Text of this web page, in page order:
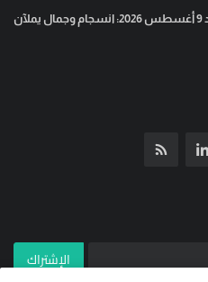
برج الميزان الأحد 9 أغسطس 2026: انسجام وجمال يملآن
الإشتراك